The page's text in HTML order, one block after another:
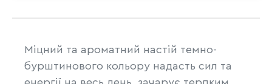
Міцний та ароматний настій темно-
бурштинового кольору надасть сил та